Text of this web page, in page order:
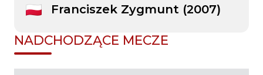
Franciszek Zygmunt (2007)
NADCHODZĄCE MECZE